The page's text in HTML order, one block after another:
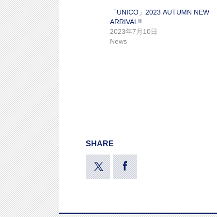
「UNICO」2023 AUTUMN NEW
ARRIVAL!!
2023年7月10日
News
SHARE